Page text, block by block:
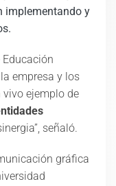
implementando y
Educación
empresa y los
vivo ejemplo de
señaló.
gráfica